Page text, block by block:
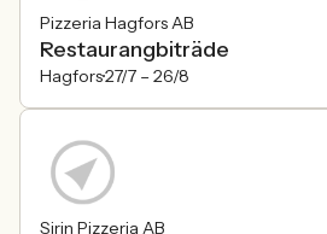
Pizzeria Hagfors AB
Restaurangbiträde
Hagfors27/7 – 26/8
Sirin Pizzeria AB